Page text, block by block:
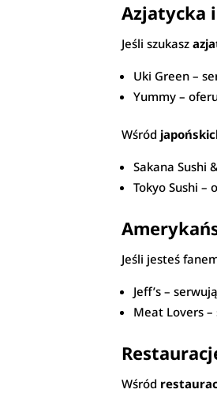
Azjatycka
Jeśli szukasz
Uki Green –
Yummy –
Wśród
Sakana Sushi
Tokyo Sushi
Jeśli jesteś
Jeff’s –
Meat Lovers
Wśród